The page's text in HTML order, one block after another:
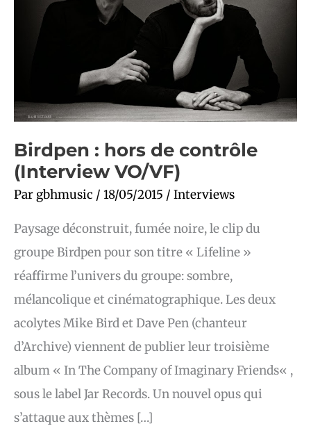
Birdpen : hors de contrôle
(Interview VO/VF)
Par gbhmusic / 18/05/2015 / Interviews
Paysage déconstruit, fumée noire, le clip du
groupe Birdpen pour son titre « Lifeline »
réaffirme l’univers du groupe: sombre,
mélancolique et cinématographique. Les deux
acolytes Mike Bird et Dave Pen (chanteur
d’Archive) viennent de publier leur troisième
album « In The Company of Imaginary Friends« ,
sous le label Jar Records. Un nouvel opus qui
s’attaque aux thèmes […]